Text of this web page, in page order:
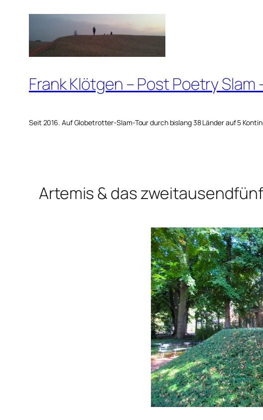
springen
Frank Klötgen – Post Poetry
Seit 2016. Auf Globetrotter-Slam-Tour durch bislang 38 Länder auf 5
Artemis & das